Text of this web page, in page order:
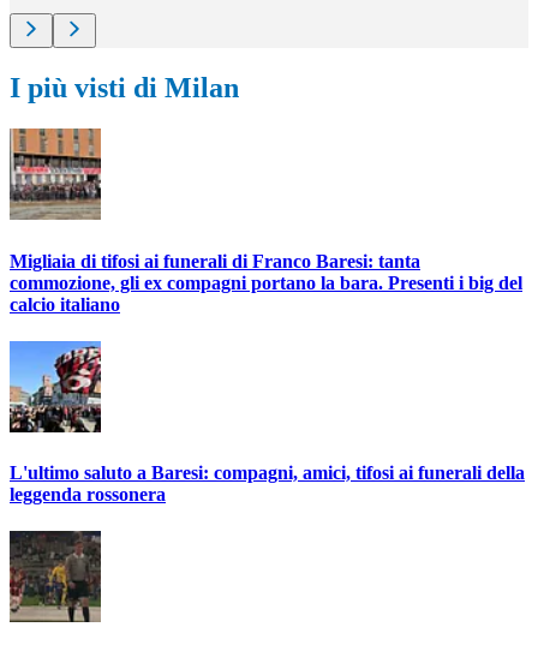
I più visti di Milan
Migliaia di tifosi ai funerali di Franco Baresi: tanta
commozione, gli ex compagni portano la bara. Presenti i big del
calcio italiano
L'ultimo saluto a Baresi: compagni, amici, tifosi ai funerali della
leggenda rossonera